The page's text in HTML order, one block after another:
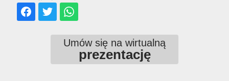
Umów się na wirtualną
prezentację